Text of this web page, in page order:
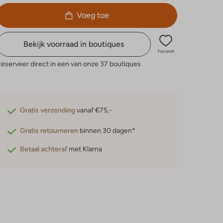
Voeg toe
Bekijk voorraad in boutiques
Favoriet
direct in een van onze 37 boutiques
Gratis verzendingvanaf €75,-
Gratis retourneren binnen 30 dagen*
Betaal achteraf met Klarna